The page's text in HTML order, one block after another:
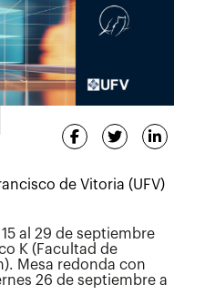
de Vitoria (UFV)
al 29 de septiembre
K (Facultad de
Mesa redonda con
26 de septiembre a